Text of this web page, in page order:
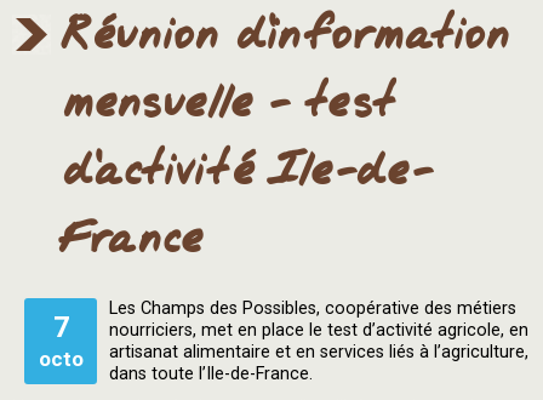
Réunion d'information
mensuelle - test
d'activité Ile-de-
France
7
octo
Les Champs des Possibles, coopérative des métiers
nourriciers, met en place le test d’activité agricole, en
artisanat alimentaire et en services liés à l’agriculture,
dans toute l’Ile-de-France.